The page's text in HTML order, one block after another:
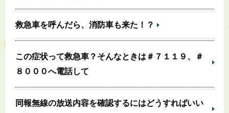
救急車を呼んだら、消防車も来た！？
この症状って救急車？そんなときは＃７１１９、＃
８０００へ電話して
同報無線の放送内容を確認するにはどうすればいい